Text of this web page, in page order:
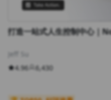
打造一站式人生控制中心
Jeff Su
4.96
6,430